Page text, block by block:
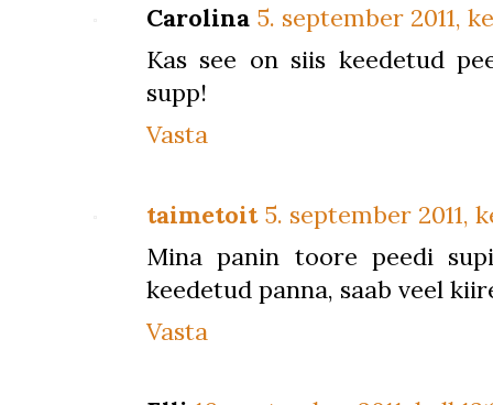
Carolina 5. september 2011,
Kas see on siis keedetud
supp!
Vasta
taimetoit 5. september 2011,
Mina panin toore peedi
keedetud panna, saab veel
Vasta